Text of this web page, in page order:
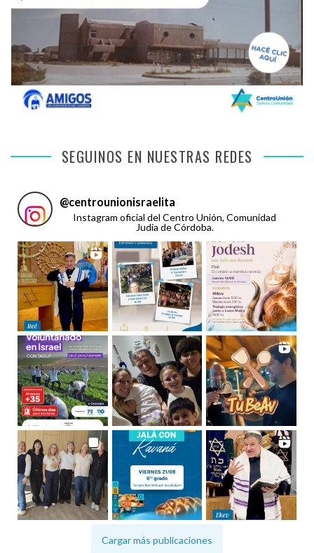
SEGUINOS EN NUESTRAS REDES
@centrounionisraelita
Instagram oficial del Centro Unión, Comunidad
Judía de Córdoba.
Cargar más publicaciones